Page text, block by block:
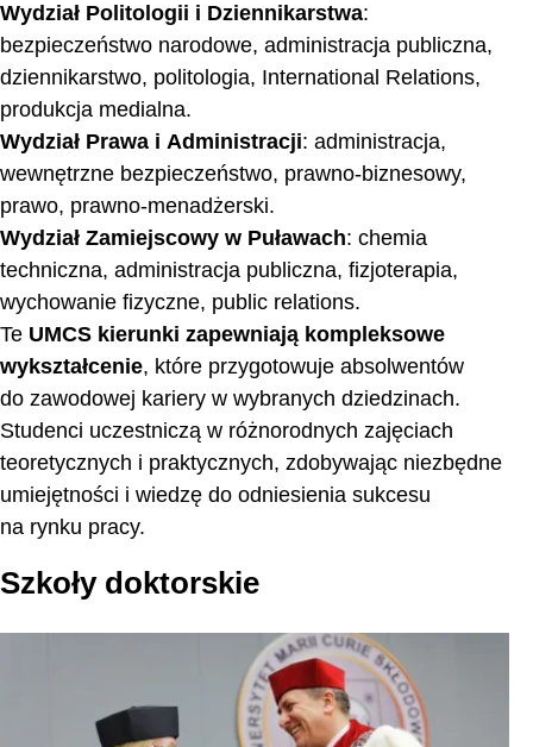
Wydział Politologii i Dziennikarstwa:
bezpieczeństwo narodowe, administracja publiczna,
dziennikarstwo, politologia, International Relations,
produkcja medialna.
Wydział Prawa i Administracji: administracja,
wewnętrzne bezpieczeństwo, prawno-biznesowy,
prawo, prawno-menadżerski.
Wydział Zamiejscowy w Puławach: chemia
techniczna, administracja publiczna, fizjoterapia,
wychowanie fizyczne, public relations.
Te UMCS kierunki zapewniają kompleksowe
wykształcenie, które przygotowuje absolwentów
do zawodowej kariery w wybranych dziedzinach.
Studenci uczestniczą w różnorodnych zajęciach
teoretycznych i praktycznych, zdobywając niezbędne
umiejętności i wiedzę do odniesienia sukcesu
na rynku pracy.
Szkoły doktorskie